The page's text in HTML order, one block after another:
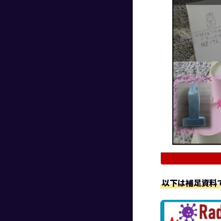
以下は補足資料